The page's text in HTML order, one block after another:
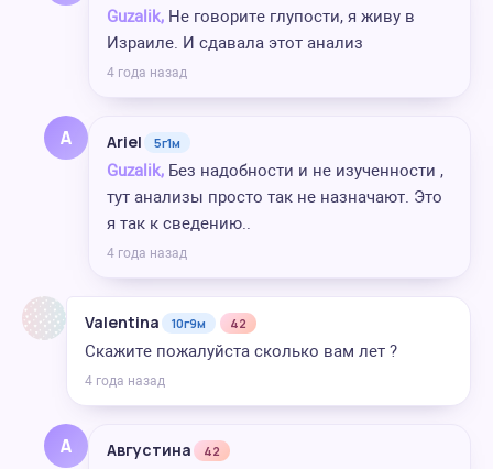
Guzalik, Не говорите глупости, я живу в
Израиле. И сдавала этот анализ
4 года назад
A Ariel 5г1м
Guzalik, Без надобности и не изученности ,
тут анализы просто так не назначают. Это
я так к сведению..
4 года назад
Valentina 10г9м 42
Скажите пожалуйста сколько вам лет ?
4 года назад
А Августина 42